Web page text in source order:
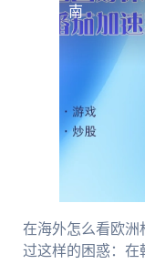
南
在海外怎么看欧洲
过这样的困惑：在